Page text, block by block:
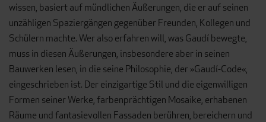
wissen, basiert auf mündlichen Äußerungen, die er auf seinen
unzähligen Spaziergängen gegenüber Freunden, Kollegen und
Schülern machte. Wer also erfahren will, was Gaudí bewegte,
muss in diesen Äußerungen, insbesondere aber in seinen
Bauwerken lesen, in die seine Philosophie, der »Gaudí-Code«,
eingeschrieben ist. Der einzigartige Stil und die eigenwilligen
Formen seiner Werke, farbenprächtigen Mosaike, erhabenen
Räume und fantasievollen Fassaden berühren, bereichern und